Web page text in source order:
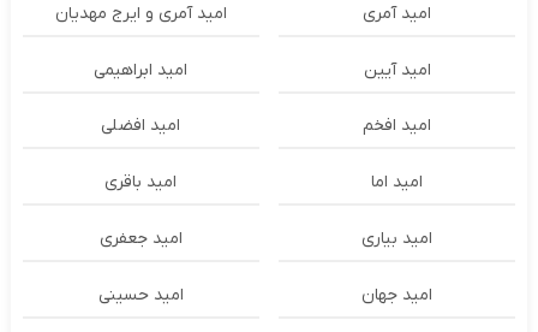
امید آمری امید آمری و ایرج مهدیان
امید آیین امید ابراهیمی
امید افخم امید افضلی
امید اما امید باقری
امید بیاری امید جعفری
امید جهان امید حسینی